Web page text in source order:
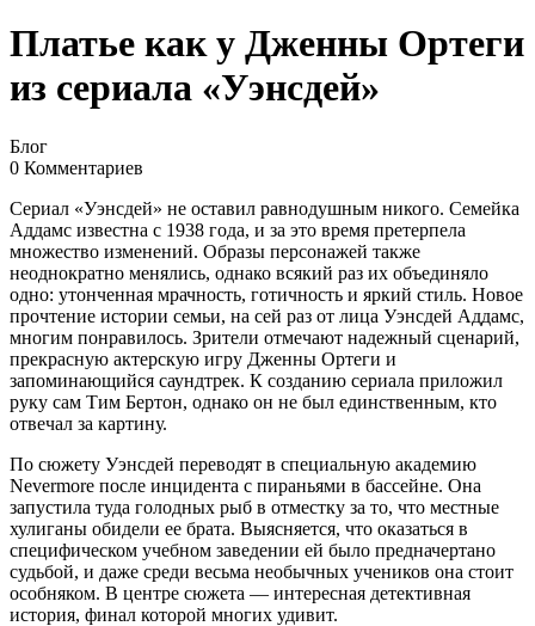
Платье как у Дженны Ортеги
из сериала «Уэнсдей»
Блог
0 Комментариев
Сериал «Уэнсдей» не оставил равнодушным никого. Семейка
Аддамс известна с 1938 года, и за это время претерпела
множество изменений. Образы персонажей также
неоднократно менялись, однако всякий раз их объединяло
одно: утонченная мрачность, готичность и яркий стиль. Новое
прочтение истории семьи, на сей раз от лица Уэнсдей Аддамс,
многим понравилось. Зрители отмечают надежный сценарий,
прекрасную актерскую игру Дженны Ортеги и
запоминающийся саундтрек. К созданию сериала приложил
руку сам Тим Бертон, однако он не был единственным, кто
отвечал за картину.
По сюжету Уэнсдей переводят в специальную академию
Nevermore после инцидента с пираньями в бассейне. Она
запустила туда голодных рыб в отместку за то, что местные
хулиганы обидели ее брата. Выясняется, что оказаться в
специфическом учебном заведении ей было предначертано
судьбой, и даже среди весьма необычных учеников она стоит
особняком. В центре сюжета — интересная детективная
история, финал которой многих удивит.